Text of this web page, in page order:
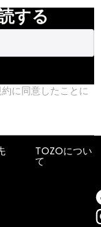
する
に同意したことに
TOZOについ
て